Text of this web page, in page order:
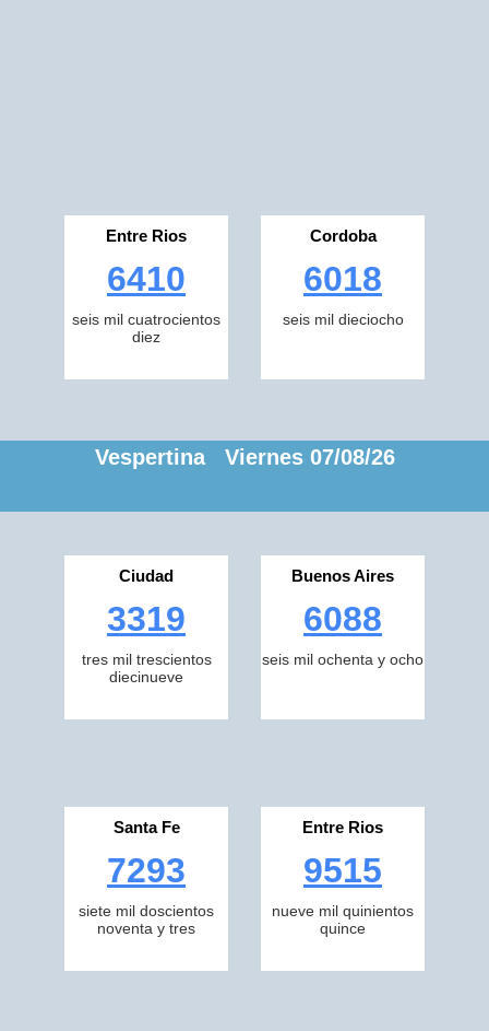
Entre Rios
6410
seis mil cuatrocientos
diez
Cordoba
6018
seis mil dieciocho
Vespertina Viernes 07/08/26
Ciudad
3319
tres mil trescientos
diecinueve
Buenos Aires
6088
seis mil ochenta y ocho
Santa Fe
7293
siete mil doscientos
noventa y tres
Entre Rios
9515
nueve mil quinientos
quince